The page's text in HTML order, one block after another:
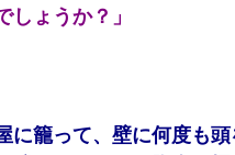
ょうか？」
に籠って、壁に何度も頭